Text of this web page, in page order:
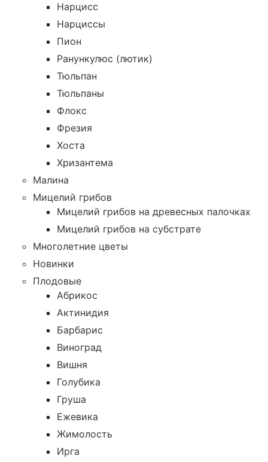
Нарцисс
Нарциссы
Пион
Ранункулюс (лютик)
Тюльпан
Тюльпаны
Флокс
Фрезия
Хоста
Хризантема
Малина
Мицелий грибов
Мицелий грибов на древесных палочках
Мицелий грибов на субстрате
Многолетние цветы
Новинки
Плодовые
Абрикос
Актинидия
Барбарис
Виноград
Вишня
Голубика
Груша
Ежевика
Жимолость
Ирга